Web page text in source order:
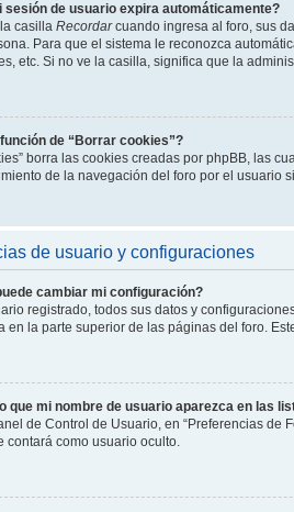
sesión de usuario expira automáticamente?
casilla Recordarcuando ingresa al foro, sus
Para que el sistema le reconozca
etc. Si no ve la casilla, significa que la
de “Borrar cookies”?
borra las cookies creadas por phpBB, las
de la navegación del foro por el usuario
de usuario y configuraciones
cambiar mi configuración?
registrado, todos sus datos y
en la parte superior de las páginas del foro.
que mi nombre de usuario aparezca en las
de Control de Usuario, en “Preferencias de
contará como usuario oculto.